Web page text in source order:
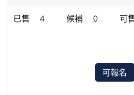
4 0
可報名